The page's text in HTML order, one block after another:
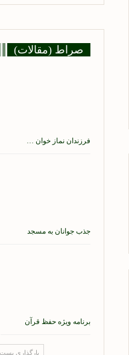
صراط (مقالات)
فرزندان نماز خوان …
جذب جوانان به مسجد
برنامه ویژه حفظ قرآن
بارگذاری